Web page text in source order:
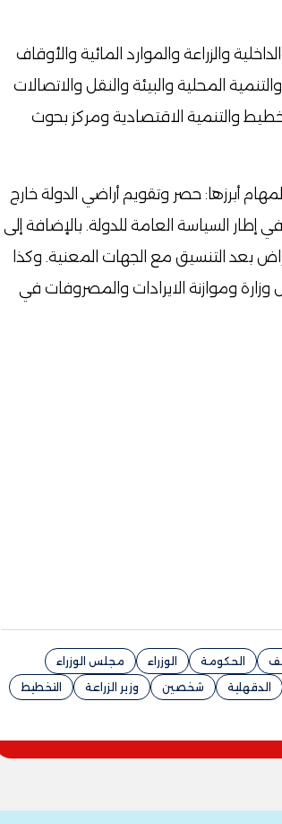
والزراعة والموارد المائية والأوقاف
المحلية والبيئة والنقل والاتصالات
والتنمية الاقتصادية ومركز بحوث
أبرزها: حصر وتقويم أراضي الدولة خارج
إطار السياسة العامة للدولة. بالإضافة إلى
بعد التنسيق مع الجهات المعنية. وكذا
وزارة وموازنة الايرادات والمصروفات في
الحكومة الوزراء
مجلس الوزراء
الدقهلية شخصين وزير الزراعة
التخطيط